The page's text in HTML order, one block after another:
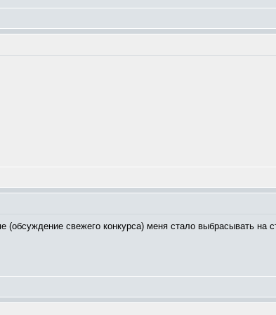
(обсуждение свежего конкурса) меня стало выбрасывать на